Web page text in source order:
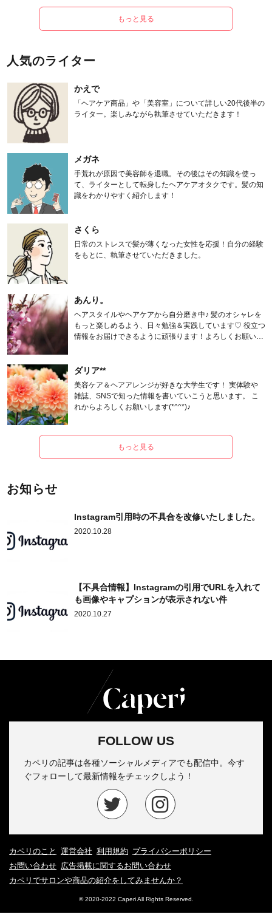
もっと見る
人気のライター
かえで
「ヘアケア商品」や「美容室」について詳しい20代後半の
ライター。楽しみながら執筆させていただきます！
メガネ
手荒れが原因で美容師を退職。その後はその知識を使っ
て、ライターとして転身したヘアケアオタクです。髪の知
識をわかりやすく紹介します！
さくら
日常のストレスで髪が薄くなった女性を応援！自分の経験
をもとに、執筆させていただきました。
あんり。
ヘアスタイルやヘアケアから自分磨き中♪ 髪のオシャレを
もっと楽しめるよう、日々勉強＆実践しています♡ 役立つ
情報をお届けできるように頑張ります！よろしくお願いし
ダリア**
美容ケア＆ヘアアレンジが好きな大学生です！ 実体験や
雑誌、SNSで知った情報を書いていこうと思います。 こ
れからよろしくお願いします(*^^*)♪
もっと見る
お知らせ
Instagram引用時の不具合を改修いたしました。
2020.10.28
【不具合情報】Instagramの引用でURLを入れて
も画像やキャプションが表示されない件
2020.10.27
FOLLOW US
カペリの記事は各種ソーシャルメディアでも配信中。今す
ぐフォローして最新情報をチェックしよう！
カペリのこと 運営会社 利用規約 プライバシーポリシー
お問い合わせ 広告掲載に関するお問い合わせ
カペリでサロンや商品の紹介をしてみませんか？
© 2020-2022 Caperi All Rights Reserved.